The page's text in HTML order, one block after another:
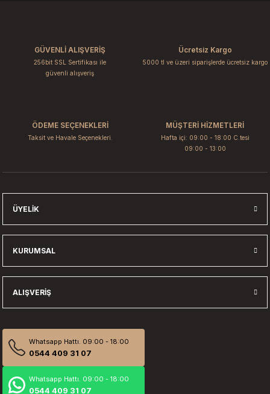
Ürün açıklamasında eksik bilgiler bulunuyor.
Ürün bilgilerinde hatalar bulunuyor.
GÜVENLİ ALIŞVERİŞ
256bit SSL Sertifikası ile
güvenli alışveriş
Ücretsiz Kargo
5000 tl ve üzeri siparişlerde ücretsiz kargo
ÖDEME SEÇENEKLERİ
Taksit ve Havale Seçenekleri.
MÜŞTERİ HİZMETLERİ
Hafta içi: 09:00 - 18:00 C.tesi
09:00 - 13:00
ÜYELIK
KURUMSAL
ALIŞVERIŞ
Whatsapp Hattı. 09:00 - 18:00
0544 409 31 07
Whatsapp Hattı. 09:00 - 18:00
0544 409 31 07